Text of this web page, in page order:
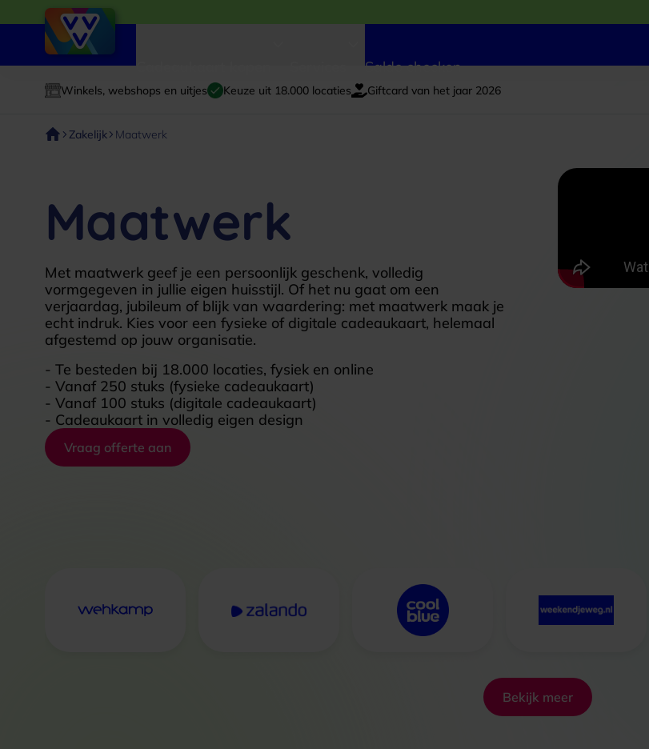
Saldo checken
Winkels, webshops en uitjes Keuze uit 18.000 locaties Giftcard van het jaar 2026
Zakelijk Maatwerk
Maatwerk
Met maatwerk geef je een persoonlijk geschenk, volledig
vormgegeven in jullie eigen huisstijl. Of het nu gaat om een
verjaardag, jubileum of blijk van waardering: met maatwerk maak je
echt indruk. Kies voor een fysieke of digitale cadeaukaart, helemaal
afgestemd op jouw organisatie.
- Te besteden bij 18.000 locaties, fysiek en online
- Vanaf 250 stuks (fysieke cadeaukaart)
- Vanaf 100 stuks (digitale cadeaukaart)
- Cadeaukaart in volledig eigen design
Vraag offerte aan
Bekijk meer